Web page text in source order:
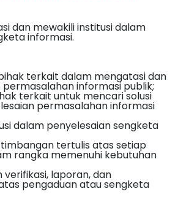
dan mewakili institusi dalam
informasi.
terkait dalam mengatasi dan
informasi publik;
terkait untuk mencari solusi
permasalahan informasi
dalam penyelesaian sengketa
tertulis atas setiap
rangka memenuhi kebutuhan
verifikasi, laporan, dan
pengaduan atau sengketa